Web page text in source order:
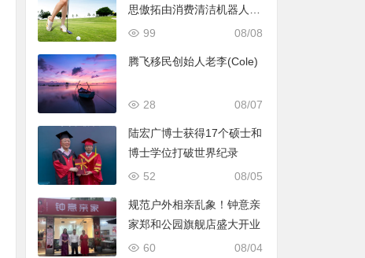
思傲拓由消费清洁机器人转
身声纳与海洋机器人赛道08/08
99
腾飞移民创始人老李(Cole)
08/07
28
陆宏广博士获得17个硕士和
博士学位打破世界纪录
08/05
52
规范户外相亲乱象！钟意亲
家郑和公园旗舰店盛大开业
08/04
60